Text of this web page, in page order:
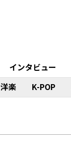
インタビュー
洋楽 K-POP